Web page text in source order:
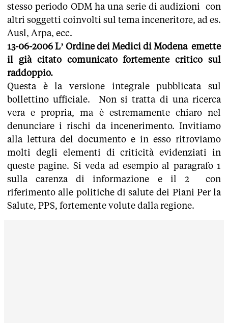
stesso periodo ODM ha una serie di audizioni con
altri soggetti coinvolti sul tema inceneritore, ad es.
Ausl, Arpa, ecc.
13-06-2006 L’ Ordine dei Medici di Modena emette
il già citato comunicato fortemente critico sul
raddoppio.
Questa è la versione integrale pubblicata sul
bollettino ufficiale. Non si tratta di una ricerca
vera e propria, ma è estremamente chiaro nel
denunciare i rischi da incenerimento. Invitiamo
alla lettura del documento e in esso ritroviamo
molti degli elementi di criticità evidenziati in
queste pagine. Si veda ad esempio al paragrafo 1
sulla carenza di informazione e il 2 con
riferimento alle politiche di salute dei Piani Per la
Salute, PPS, fortemente volute dalla regione.